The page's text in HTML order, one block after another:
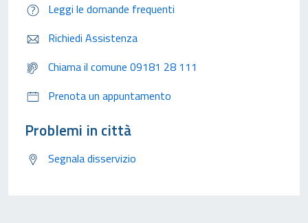
Leggi le domande frequenti
Richiedi Assistenza
Chiama il comune 09181 28 111
Prenota un appuntamento
Problemi in città
Segnala disservizio